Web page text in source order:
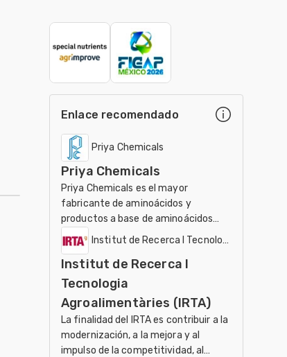
Enlace recomendado
Priya Chemicals
Priya Chemicals
Priya Chemicals es el mayor
fabricante de aminoácidos y
productos a base de aminoácidos
para el uso en el ámbito de
nutracéuticos, Agricultura y
Veterinaria
Institut de Recerca I Tecnologia
Institut de Recerca I
Tecnologia
Agroalimentàries (IRTA)
La finalidad del IRTA es contribuir a la
modernización, a la mejora y al
impulso de la competitividad, al